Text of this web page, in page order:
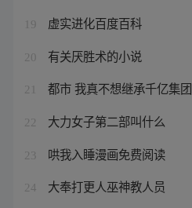
19 虚实进化百度百科
20 有关厌胜术的小说
21 都市 我真不想继承千亿集团
22 大力女子第二部叫什么
23 哄我入睡漫画免费阅读
24 大奉打更人巫神教人员